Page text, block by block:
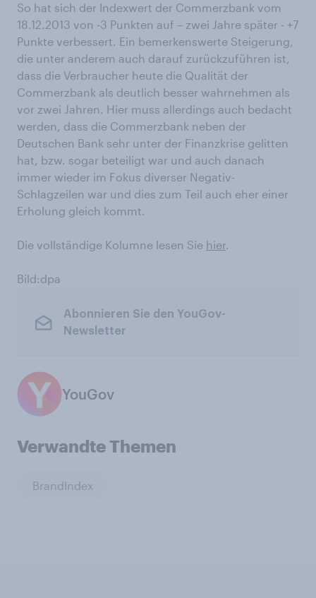
So hat sich der Indexwert der Commerzbank vom
18.12.2013 von -3 Punkten auf – zwei Jahre später - +7
Punkte verbessert. Ein bemerkenswerte Steigerung,
die unter anderem auch darauf zurückzuführen ist,
dass die Verbraucher heute die Qualität der
Commerzbank als deutlich besser wahrnehmen als
vor zwei Jahren. Hier muss allerdings auch bedacht
werden, dass die Commerzbank neben der
Deutschen Bank sehr unter der Finanzkrise gelitten
hat, bzw. sogar beteiligt war und auch danach
immer wieder im Fokus diverser Negativ-
Schlagzeilen war und dies zum Teil auch eher einer
Erholung gleich kommt.
Die vollständige Kolumne lesen Sie hier.
Bild:dpa
Abonnieren Sie den YouGov-
Newsletter
YouGov
Verwandte Themen
BrandIndex